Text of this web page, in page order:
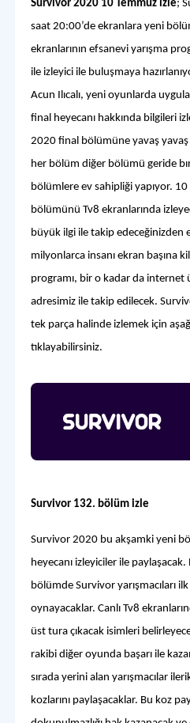
Survivor 2020 10 Temmuz izle;
saat 20:00’de ekranlara yeni
ekranlarının efsanevi yarışma
ile izleyici ile buluşmaya
Acun Ilıcalı, yeni oyunlarda
final heyecanı hakkında bilgileri
2020 final bölümüne yavaş yavaş
her bölüm diğer bölümü geride
bölümlere ev sahipliği yapıyor.
bölümünü Tv8 ekranlarında
büyük ilgi ile takip edeceğinizden
milyonlarca insanı ekran başına
programı, bir o kadar da internet
adresimiz ile takip edilecek.
tek parça halinde izlemek için
tıklayabilirsiniz.
Survivor 132. bölüm izle
Survivor 2020 bu akşamki yeni
heyecanı izleyiciler ile
bölümde Survivor yarışmacıları
oynayacaklar. Canlı Tv8
üst tura çıkacak isimleri
rakibi diğer oyunda başarı ile
sırada yerini alan yarışmacılar
kozlarını paylaşacaklar. Bu koz